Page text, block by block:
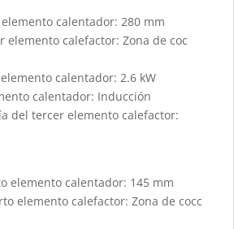
calentador: 280 mm
elemento calefactor: Zona de coc
calentador: 2.6 kW
calentador: Inducción
del tercer elemento calefactor:
elemento calentador: 145 mm
elemento calefactor: Zona de cocc